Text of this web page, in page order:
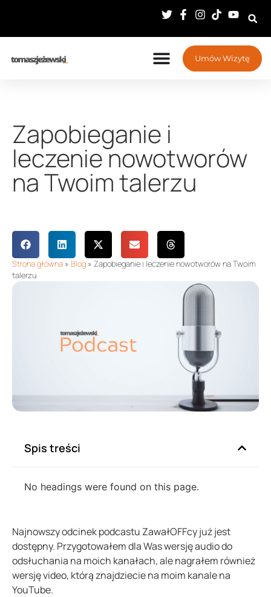
Umów Wizytę
Zapobieganie i
leczenie nowotworów
na Twoim talerzu
Strona główna » Blog » Zapobieganie i leczenie nowotworów na Twoim
talerzu
Spis treści
No headings were found on this page.
Najnowszy odcinek podcastu ZawałOFFcy już jest
dostępny. Przygotowałem dla Was wersję audio do
odsłuchania na moich kanałach, ale nagrałem również
wersję video, którą znajdziecie na moim kanale na
YouTube.